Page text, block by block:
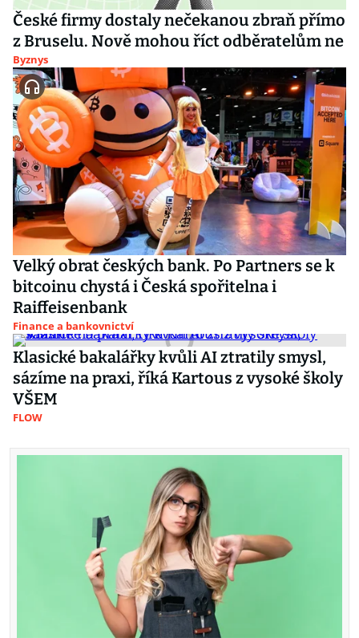
České firmy dostaly nečekanou zbraň přímo
z Bruselu. Nově mohou říct odběratelům ne
Byznys
Velký obrat českých bank. Po Partners se k
bitcoinu chystá i Česká spořitelna i
Raiffeisenbank
Finance a bankovnictví
Klasické bakalářky kvůli AI ztratily smysl,
sázíme na praxi, říká Kartous z vysoké školy
VŠEM
FLOW